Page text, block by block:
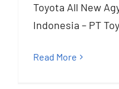
Toyota All New
Indonesia – PT
Read More